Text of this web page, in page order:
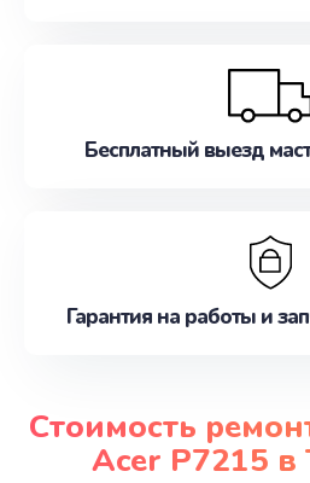
Бесплатный выезд
Гарантия на работы и
Стоимость
Acer P7215 в